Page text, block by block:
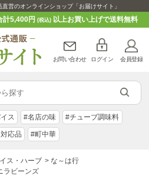
営のオンラインショップ「お届けサイト」
計5,400円 (税込)以上お買い上げで送料無料
お問い合わせ ログイン 会員登録
ス #名店の味 #チューブ調味料
応品 #町中華
ス・ハーブ > な～は行
ビーンズ